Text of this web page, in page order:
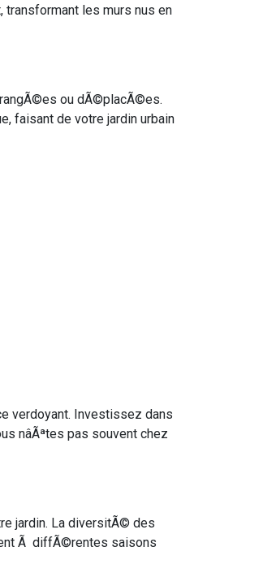
transformant les murs nus en
ou dÃ©placÃ©es.
faisant de votre jardin urbain
verdoyant. Investissez dans
nâÃªtes pas souvent chez
jardin. La diversitÃ© des
Ã diffÃ©rentes saisons